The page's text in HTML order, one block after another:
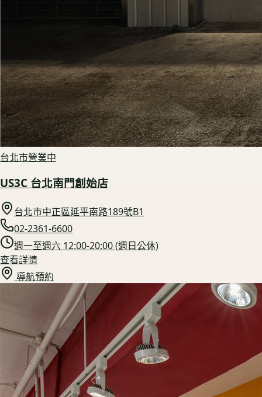
台北市營業中
US3C 台北南門創始店
台北市中正區延平南路189號B1
02-2361-6600
週一至週六 12:00-20:00 (週日公休)
查看詳情
導航預約